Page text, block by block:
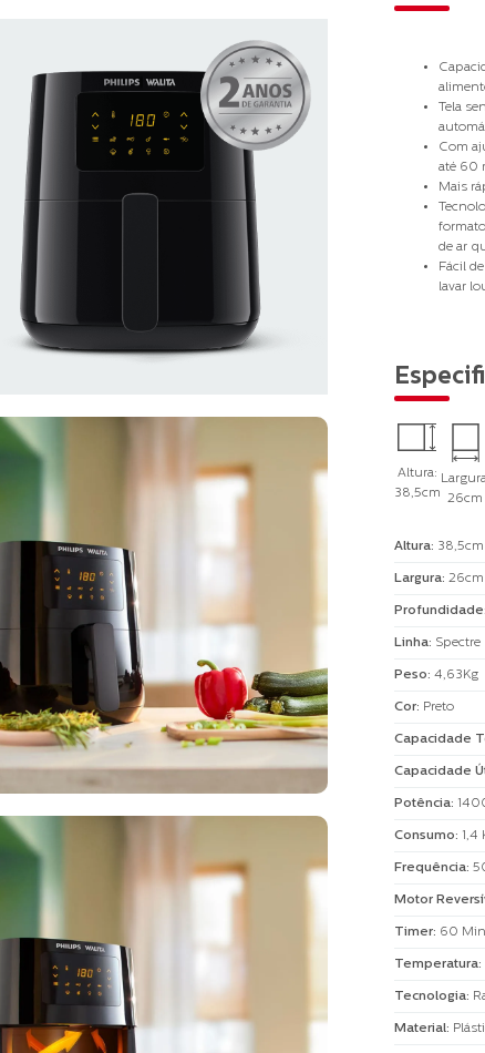
Tela
Com
até 60
Mais
de ar
Fácil
lavar
Altura:
38,5cm 26cm
Altura: 38,5cm
Largura: 26cm
Profundidade
Linha: Spectre
Peso: 4,63Kg
Cor: Preto
Capacidade
Capacidade
Potência:
Consumo: 1,4
Frequência:
Motor
Timer: 60
Temperatura:
Tecnologia:
Material: